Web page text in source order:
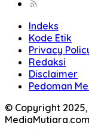
Indeks
Kode Etik
Privacy
Redaksi
Disclaimer
Pedoman
© Copyright
MediaMutiara.com